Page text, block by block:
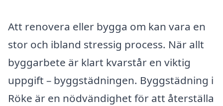
Att renovera eller bygga om kan vara en
stor och ibland stressig process. När allt
byggarbete är klart kvarstår en viktig
uppgift – byggstädningen. Byggstädning i
Röke är en nödvändighet för att återställa